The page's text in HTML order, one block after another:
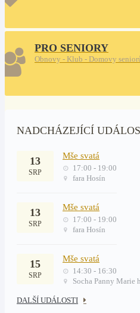
PRO SENIORY
Obnovy - Klub - Domovy
NADCHÁZEJÍCÍ
13
SRP
Mše svatá
17:00 - 19:00
fara Hosín
13
SRP
Mše svatá
17:00 - 19:00
fara Hosín
15
SRP
Mše svatá
14:30 - 16:30
Socha Panny Marie
DALŠÍ UDÁLOSTI